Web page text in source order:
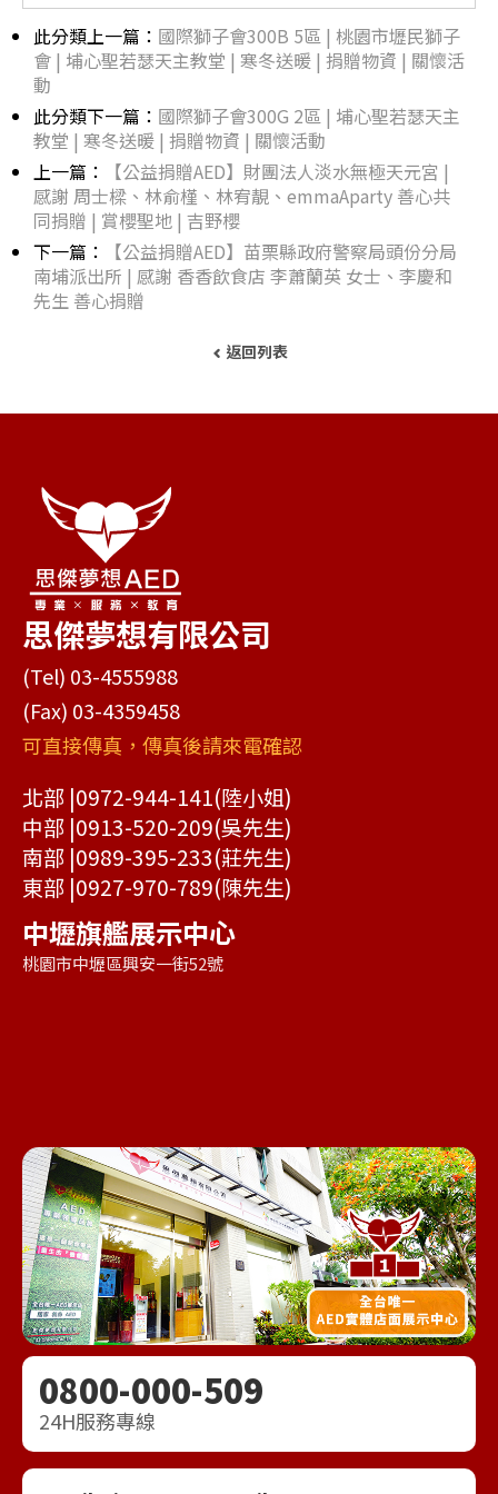
此分類上一篇： 國際獅子會300B 5區 | 桃園市壢民獅子
會 | 埔心聖若瑟天主教堂 | 寒冬送暖 | 捐贈物資 | 關懷活
動
此分類下一篇： 國際獅子會300G 2區 | 埔心聖若瑟天主
教堂 | 寒冬送暖 | 捐贈物資 | 關懷活動
上一篇：
【公益捐贈AED】財團法人淡水無極天元宮 |
感謝 周士樑、林俞槿、林宥靚、emmaAparty 善心共
同捐贈 | 賞櫻聖地 | 吉野櫻
下一篇：
【公益捐贈AED】苗栗縣政府警察局頭份分局
南埔派出所 | 感謝 香香飲食店 李蕭蘭英 女士、李慶和
先生 善心捐贈
返回列表
思傑夢想有限公司
(Tel) 03-4555988
(Fax) 03-4359458
可直接傳真，傳真後請來電確認
北部 |0972-944-141(陸小姐)
中部 |0913-520-209(吳先生)
南部 |0989-395-233(莊先生)
東部 |0927-970-789(陳先生)
中壢旗艦展示中心
桃園市中壢區興安一街52號
0800-000-509
24H服務專線